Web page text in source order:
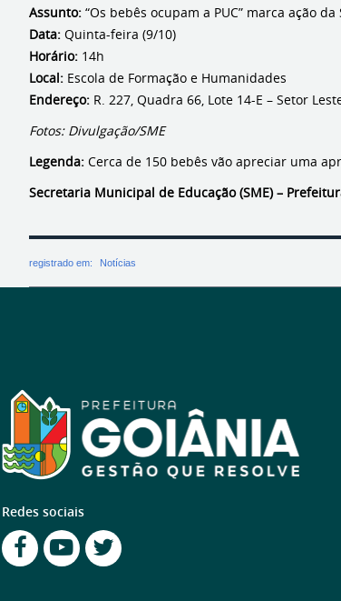
Assunto: “Os bebês ocupam a PUC” marca ação
Data: Quinta-feira (9/10)
Horário: 14h
Local: Escola de Formação e Humanidades
Endereço: R. 227, Quadra 66, Lote 14-E – Setor
Fotos: Divulgação/SME
Legenda: Cerca de 150 bebês vão apreciar uma
Secretaria Municipal de Educação (SME) –
registrado em: Notícias
Redes sociais